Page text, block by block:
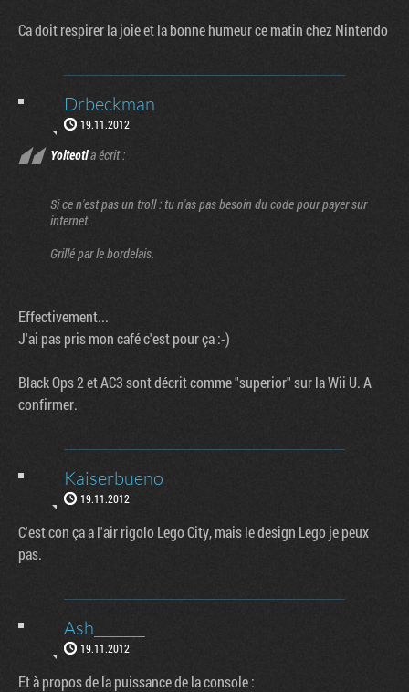
Ca doit respirer la joie et la bonne humeur ce matin chez Nintendo
Drbeckman
19.11.2012
Yolteotla écrit :
Si ce n'est pas un troll : tu n'as pas besoin du code pour payer sur
internet.
Grillé par le bordelais.
Effectivement...
J'ai pas pris mon café c'est pour ça :-)
Black Ops 2 et AC3 sont décrit comme "superior" sur la Wii U. A
confirmer.
Kaiserbueno
19.11.2012
C'est con ça a l'air rigolo Lego City, mais le design Lego je peux
pas.
Ash_______
19.11.2012
Et à propos de la puissance de la console :